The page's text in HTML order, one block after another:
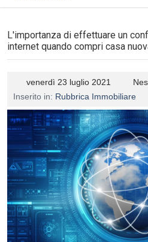
L'importanza di effettuare un
internet quando compri casa
venerdì 23 luglio 2021
Inserito in: Rubbrica Immobiliare